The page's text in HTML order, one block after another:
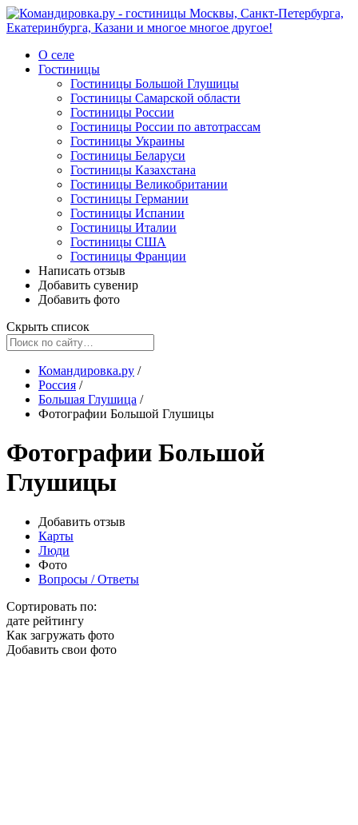
О селе
Гостиницы
Гостиницы Большой Глушицы
Гостиницы Самарской области
Гостиницы России
Гостиницы России по автотрассам
Гостиницы Украины
Гостиницы Беларуси
Гостиницы Казахстана
Гостиницы Великобритании
Гостиницы Германии
Гостиницы Испании
Гостиницы Италии
Гостиницы США
Гостиницы Франции
Написать отзыв
Добавить сувенир
Добавить фото
Скрыть список
Командировка.ру /
Россия /
Большая Глушица /
Фотографии Большой Глушицы
Фотографии Большой
Глушицы
Добавить отзыв
Карты
Люди
Фото
Вопросы / Ответы
Сортировать по:
дате рейтингу
Как загружать фото
Добавить свои фото